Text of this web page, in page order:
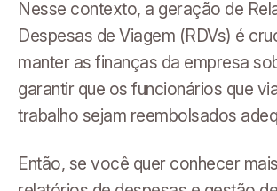
Nesse contexto, a geração de
Despesas de Viagem (RDVs) é
manter as finanças da empresa
garantir que os funcionários que
trabalho sejam reembolsados
Então, se você quer conhecer